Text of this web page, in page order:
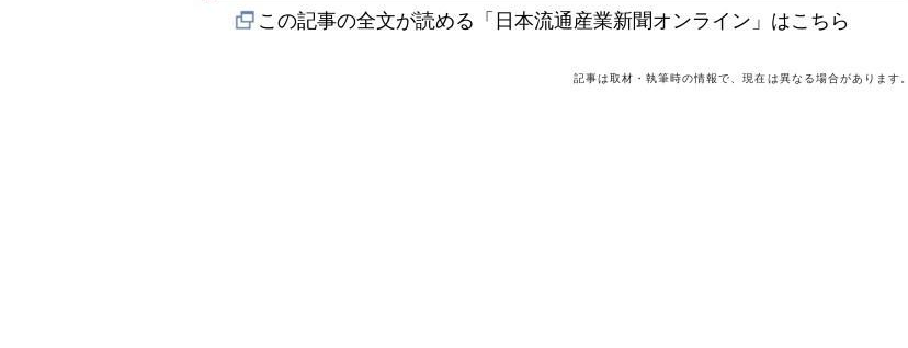
この記事の全文が読める「日本流通産業新聞オンライン」はこちら
記事は取材・執筆時の情報で、現在は異なる場合があります。